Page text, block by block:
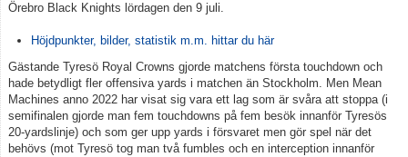
Örebro Black Knights lördagen den 9 juli.
Höjdpunkter, bilder, statistik m.m. hittar du här
Gästande Tyresö Royal Crowns gjorde matchens första touchdown och
hade betydligt fler offensiva yards i matchen än Stockholm. Men Mean
Machines anno 2022 har visat sig vara ett lag som är svåra att stoppa (i
semifinalen gjorde man fem touchdowns på fem besök innanför Tyresös
20-yardslinje) och som ger upp yards i försvaret men gör spel när det
behövs (mot Tyresö tog man två fumbles och en interception innanför